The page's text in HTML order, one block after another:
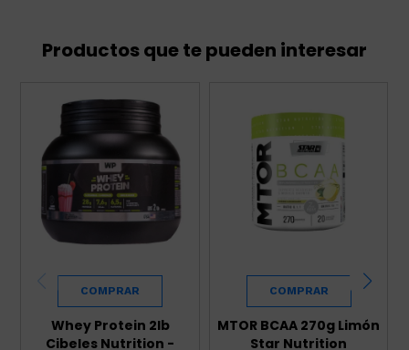
Productos que te pueden interesar
Whey Protein 2lb
Cibeles Nutrition -
MTOR BCAA 270g Limón
Star Nutrition